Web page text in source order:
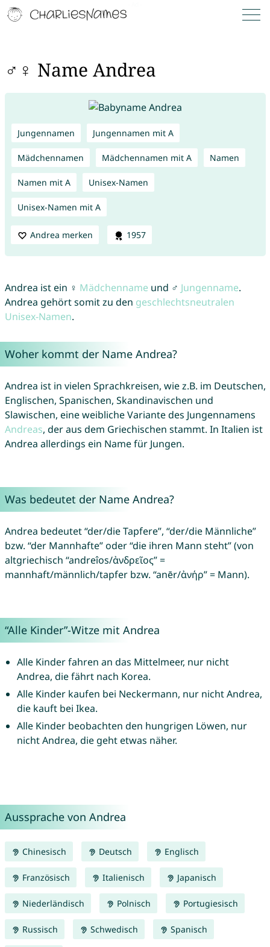
♂♀ Name Andrea
Jungennamen Jungennamen mit A
Mädchennamen Mädchennamen mit A Namen
Namen mit A Unisex-Namen
Unisex-Namen mit A
Andrea merken 1957
Andrea ist ein ♀ Mädchenname und ♂ Jungenname.
Andrea gehört somit zu den geschlechtsneutralen
Unisex-Namen.
Woher kommt der Name Andrea?
Andrea ist in vielen Sprachkreisen, wie z.B. im Deutschen,
Englischen, Spanischen, Skandinavischen und
Slawischen, eine weibliche Variante des Jungennamens
Andreas, der aus dem Griechischen stammt. In Italien ist
Andrea allerdings ein Name für Jungen.
Was bedeutet der Name Andrea?
Andrea bedeutet “der/die Tapfere”, “der/die Männliche”
bzw. “der Mannhafte” oder “die ihren Mann steht” (von
altgriechisch “andreîos/ἀνδρεῖος” =
mannhaft/männlich/tapfer bzw. “anēr/ἀνήρ” = Mann).
“Alle Kinder”-Witze mit Andrea
Alle Kinder fahren an das Mittelmeer, nur nicht
Andrea, die fährt nach Korea.
Alle Kinder kaufen bei Neckermann, nur nicht Andrea,
die kauft bei Ikea.
Alle Kinder beobachten den hungrigen Löwen, nur
nicht Andrea, die geht etwas näher.
Aussprache von Andrea
Chinesisch Deutsch Englisch
Französisch Italienisch Japanisch
Niederländisch Polnisch Portugiesisch
Russisch Schwedisch Spanisch